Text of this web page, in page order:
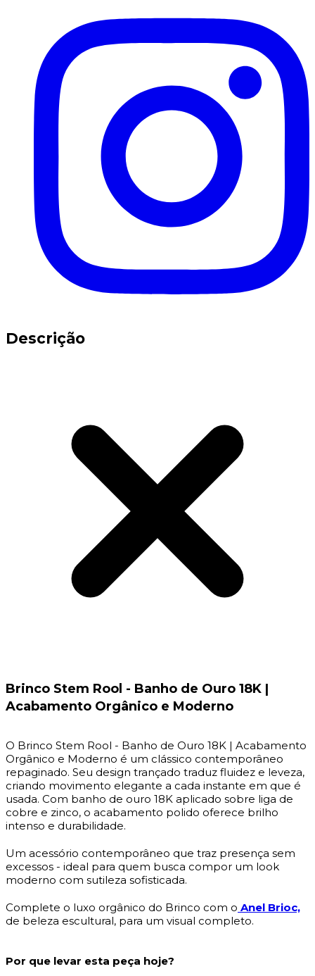
Descrição
Brinco Stem Rool - Banho de Ouro 18K |
Acabamento Orgânico e Moderno
O Brinco Stem Rool - Banho de Ouro 18K | Acabamento
Orgânico e Moderno é um clássico contemporâneo
repaginado. Seu design trançado traduz fluidez e leveza,
criando movimento elegante a cada instante em que é
usada. Com banho de ouro 18K aplicado sobre liga de
cobre e zinco, o acabamento polido oferece brilho
intenso e durabilidade.
Um acessório contemporâneo que traz presença sem
excessos - ideal para quem busca compor um look
moderno com sutileza sofisticada.
Complete o luxo orgânico do Brinco com o Anel Brioc,
de beleza escultural, para um visual completo.
Por que levar esta peça hoje?